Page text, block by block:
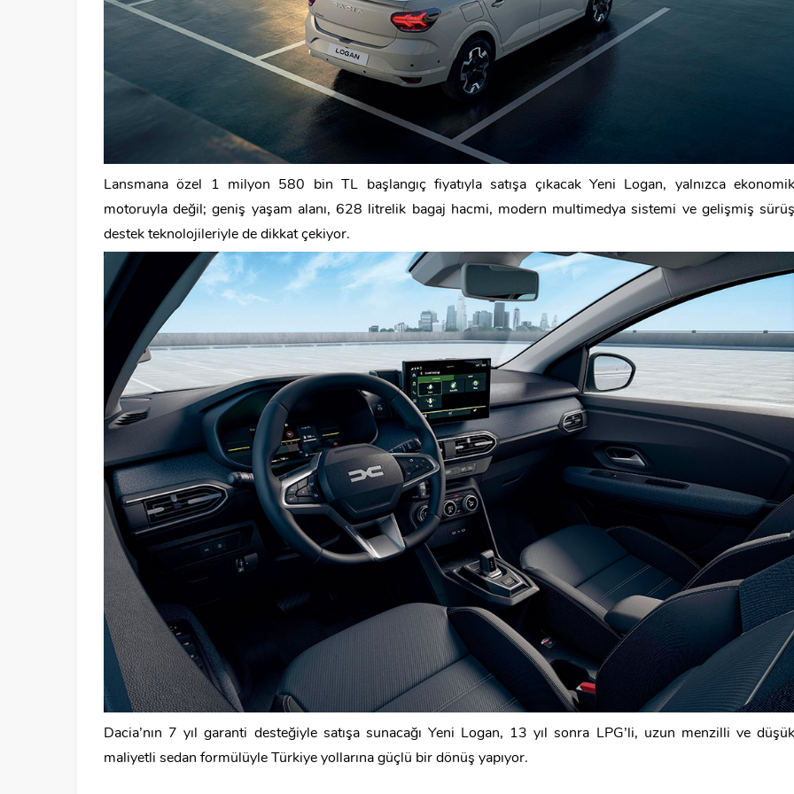
Lansmana özel 1 milyon 580 bin TL başlangıç fiyatıyla satışa çıkacak Yeni Logan, yalnızca ekonomik
motoruyla değil; geniş yaşam alanı, 628 litrelik bagaj hacmi, modern multimedya sistemi ve gelişmiş sürüş
destek teknolojileriyle de dikkat çekiyor.
Dacia’nın 7 yıl garanti desteğiyle satışa sunacağı Yeni Logan, 13 yıl sonra LPG’li, uzun menzilli ve düşük
maliyetli sedan formülüyle Türkiye yollarına güçlü bir dönüş yapıyor.